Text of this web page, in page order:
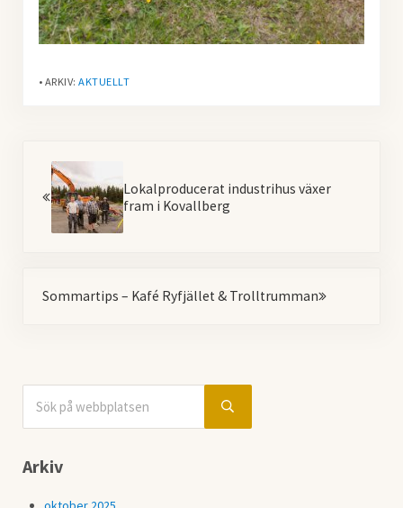
• ARKIV:AKTUELLT
Lokalproducerat industrihus växer
fram i Kovallberg
Sommartips – Kafé Ryfjället & Trolltrumman
Sidebar
Submit search
Arkiv